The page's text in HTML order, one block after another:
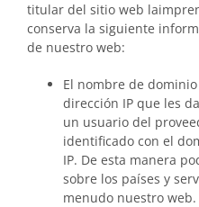
titular del sitio web
conserva la siguiente
de nuestro web:
El nombre de
dirección IP que les
un usuario del
identificado con el
IP. De esta manera
sobre los países y
menudo nuestro web.